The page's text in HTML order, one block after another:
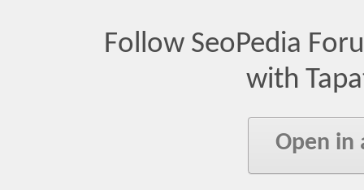
Follow SeoPedia
with
Open in